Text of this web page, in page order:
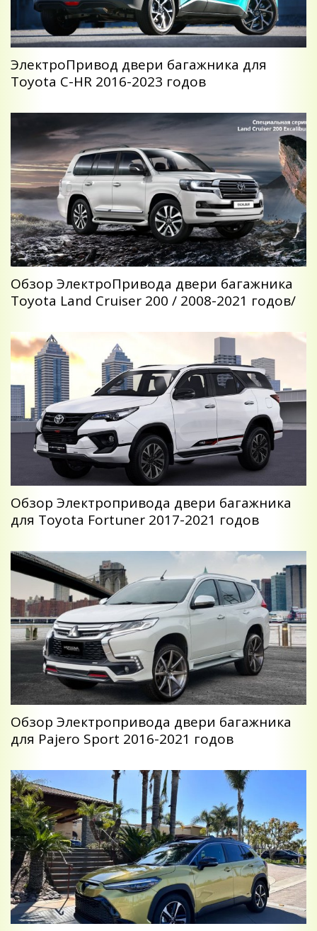
ЭлектроПривод двери багажника для
Toyota C-HR 2016-2023 годов
Обзор ЭлектроПривода двери багажника
Toyota Land Cruiser 200 / 2008-2021 годов/
Обзор Электропривода двери багажника
для Toyota Fortuner 2017-2021 годов
Обзор Электропривода двери багажника
для Pajero Sport 2016-2021 годов